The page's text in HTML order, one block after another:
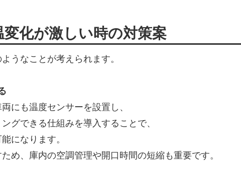
化が激しい時の対策案
うなことが考えられます。
にも温度センサーを設置し、
グできる仕組みを導入することで、
になります。
め、庫内の空調管理や開口時間の短縮も重要です。